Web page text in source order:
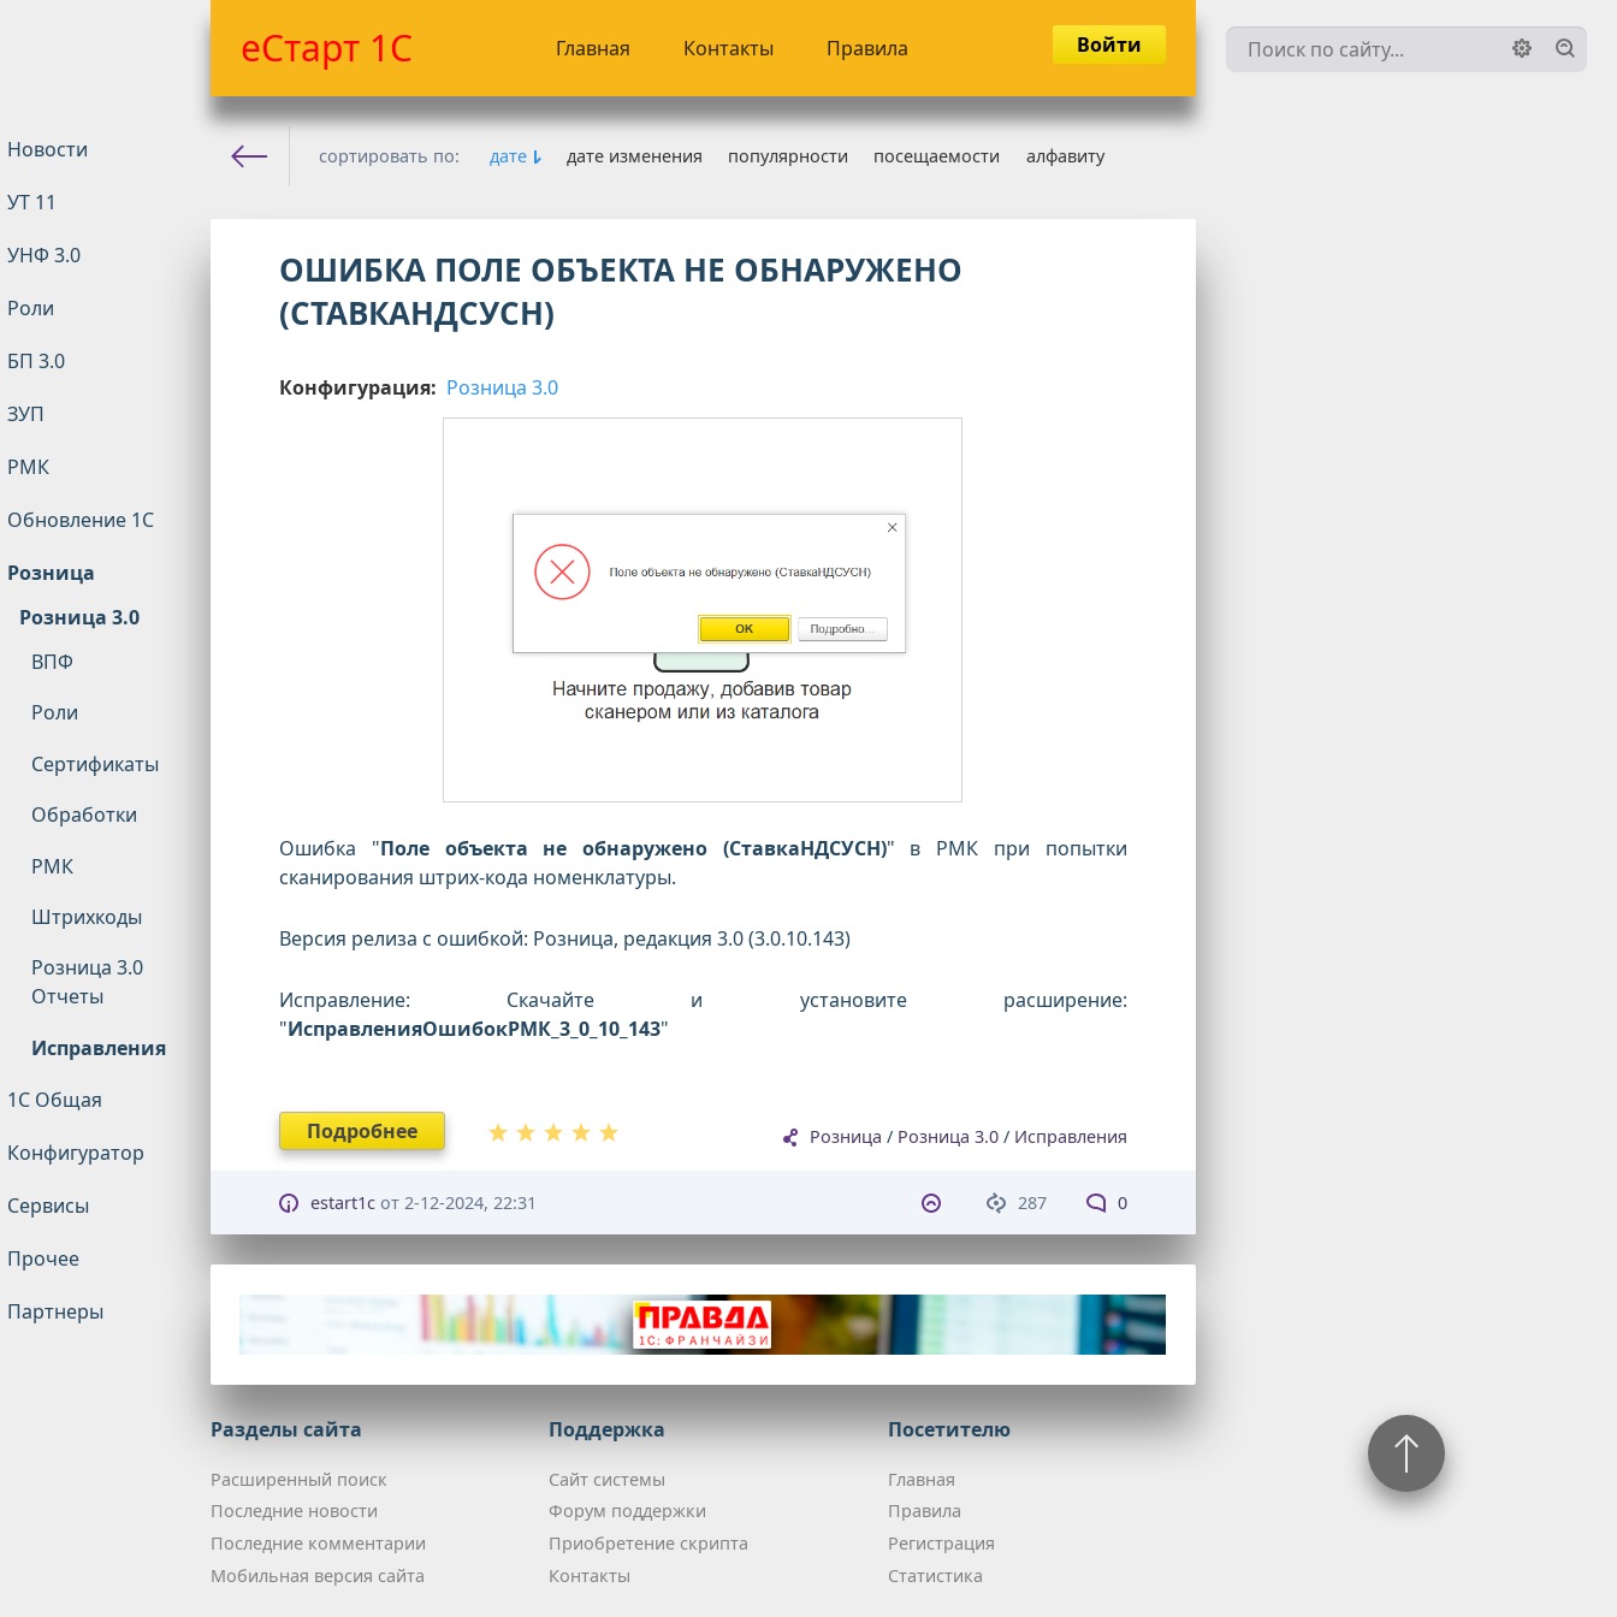
еСтарт 1С Главная Контакты Правила Войти
Новости
УТ 11
УНФ 3.0
Роли
БП 3.0
ЗУП
РМК
Обновление 1С
Розница
Розница 3.0
ВПФ
Роли
Сертификаты
Обработки
РМК
Штрихкоды
Розница 3.0
Отчеты
Исправления
1С Общая
Конфигуратор
Сервисы
Прочее
Партнеры
сортировать по: дате дате изменения популярности посещаемости алфавиту
ОШИБКА ПОЛЕ ОБЪЕКТА НЕ ОБНАРУЖЕНО
(СТАВКАНДСУСН)
Конфигурация: Розница 3.0
Ошибка "Поле объекта не обнаружено (СтавкаНДСУСН)" в РМК при попытки
сканирования штрих-кода номенклатуры.
Версия релиза с ошибкой: Розница, редакция 3.0 (3.0.10.143)
Исправление: Скачайте и установите расширение:
"ИсправленияОшибокРМК_3_0_10_143"
Розница / Розница 3.0/ Исправления
Подробнее
287 0
estart1cот 2-12-2024, 22:31
Разделы сайта
Расширенный поиск
Последние новости
Последние комментарии
Мобильная версия сайта
Поддержка
Сайт системы
Форум поддержки
Приобретение скрипта
Контакты
Посетителю
Главная
Правила
Регистрация
Статистика